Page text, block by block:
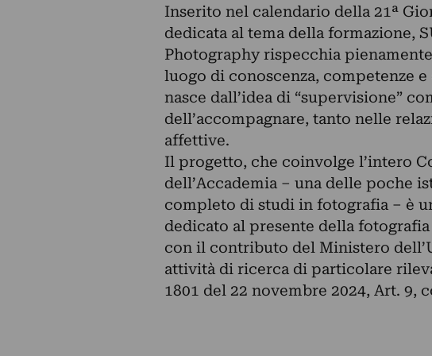
Inserito nel calendario della 21ª
dedicata al tema della formazione,
Photography rispecchia
luogo di conoscenza, competenze
nasce dall’idea di “supervisione”
dell’accompagnare, tanto nelle
affettive.
Il progetto, che coinvolge l’intero
dell’Accademia – una delle poche
completo di studi in fotografia – è
dedicato al presente della
con il contributo del Ministero
attività di ricerca di particolare
1801 del 22 novembre 2024, Art. 9,